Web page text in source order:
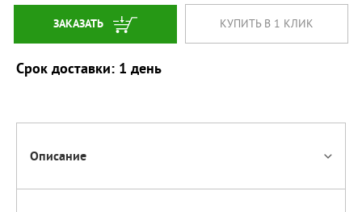
ЗАКАЗАТЬ КУПИТЬ В 1 КЛИК
Срок доставки: 1 день
Описание